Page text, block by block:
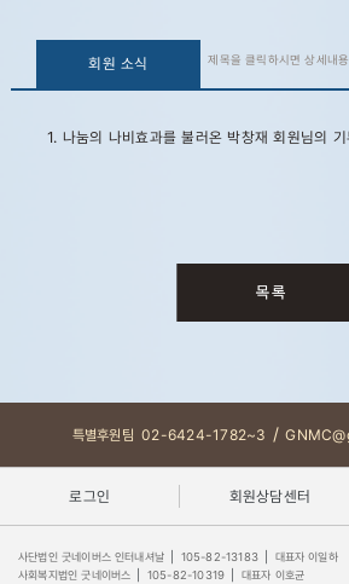
회원 소식 제목을 클릭하시면 상세내
1. 나눔의 나비효과를 불러온 박창재 회원님의 기
특별후원팀 02-6424-1782~3 /
로그인 회원상담센터
사단법인 굿네이버스 인터내셔날 105-82-13183
대표자 이일하
사회복지법인 굿네이버스
105-82-10319 대표자 이호균